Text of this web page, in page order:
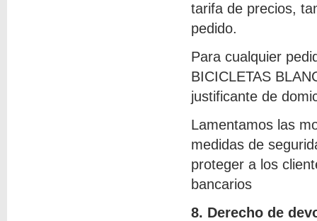
tarifa de precios,
pedido.
Para cualquier
BICICLETAS
justificante de
Lamentamos las
medidas de
proteger a los
bancarios
8. Derecho de